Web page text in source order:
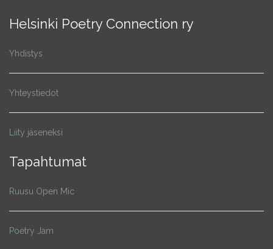
Helsinki Poetry Connection ry
Yhdistys
Yhteystiedot
Liity jäseneksi
Tapahtumat
Ruusu Open Mic
Poetry Jam